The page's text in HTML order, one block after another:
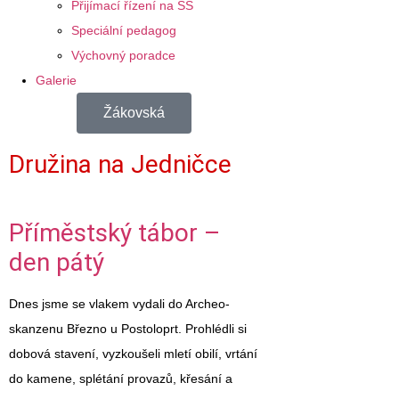
Přijímací řízení na SŠ
Speciální pedagog
Výchovný poradce
Galerie
Žákovská
Družina na Jedničce
Příměstský tábor –
den pátý
Dnes jsme se vlakem vydali do Archeo-
skanzenu Březno u Postoloprt. Prohlédli si
dobová stavení, vyzkoušeli mletí obilí, vrtání
do kamene, splétání provazů, křesání a